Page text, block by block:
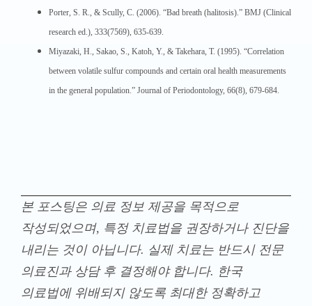
Porter, S. R., & Scully, C. (2006). “Bad breath (halitosis).” BMJ (Clinical
research ed.), 333(7569), 635-639.
Miyazaki, H., Sakao, S., Katoh, Y., & Takehara, T. (1995). “Correlation
between volatile sulfur compounds and certain oral health measurements
in the general population.” Journal of Periodontology, 66(8), 679-684.
본 포스팅은 의료 정보 제공을 목적으로
작성되었으며, 특정 치료법을 권장하거나 진단을
내리는 것이 아닙니다. 실제 치료는 반드시 전문
의료진과 상담 후 결정해야 합니다. 한국
의료법에 위배되지 않도록 최대한 정확하고